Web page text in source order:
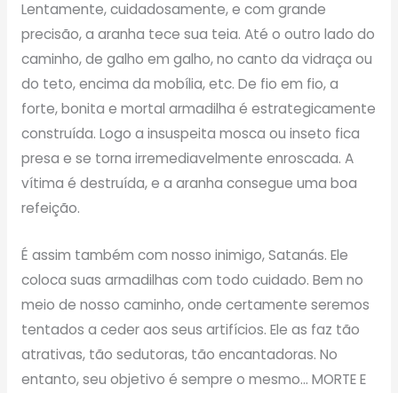
Lentamente, cuidadosamente, e com grande
precisão, a aranha tece sua teia. Até o outro lado do
caminho, de galho em galho, no canto da vidraça ou
do teto, encima da mobília, etc. De fio em fio, a
forte, bonita e mortal armadilha é estrategicamente
construída. Logo a insuspeita mosca ou inseto fica
presa e se torna irremediavelmente enroscada. A
vítima é destruída, e a aranha consegue uma boa
refeição.
É assim também com nosso inimigo, Satanás. Ele
coloca suas armadilhas com todo cuidado. Bem no
meio de nosso caminho, onde certamente seremos
tentados a ceder aos seus artifícios. Ele as faz tão
atrativas, tão sedutoras, tão encantadoras. No
entanto, seu objetivo é sempre o mesmo… MORTE E